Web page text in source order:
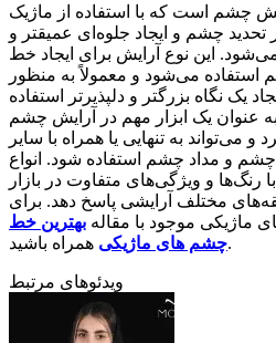
چشم است که با استفاده از ماژیک
تحدید چشم و ایجاد جلوه‌ای عمیقتر و
این نوع آرایش برای ایجاد خط
می‌شود و معمولاً به منظور
یک نگاه بزرگتر و دلپذیرتر استفاده
یک ابزار مهم در آرایش چشم
می‌تواند به تنهایی یا همراه با سایر
و مداد چشم استفاده شود. انواع
و ویژگی‌های متفاوت در بازار
مختلف آرایشی پاسخ دهد. برای
ماژیکی موجود با مقاله بهترین خط
چشم های ماژیکیهمراه باشید.
ویدئوهای مرتبط